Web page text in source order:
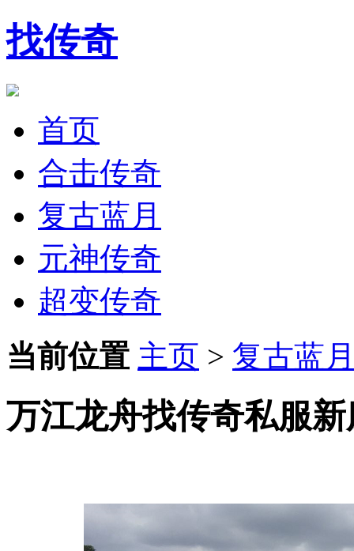
找传奇
首页
合击传奇
复古蓝月
元神传奇
超变传奇
当前位置 主页 > 复古蓝
万江龙舟找传奇私服